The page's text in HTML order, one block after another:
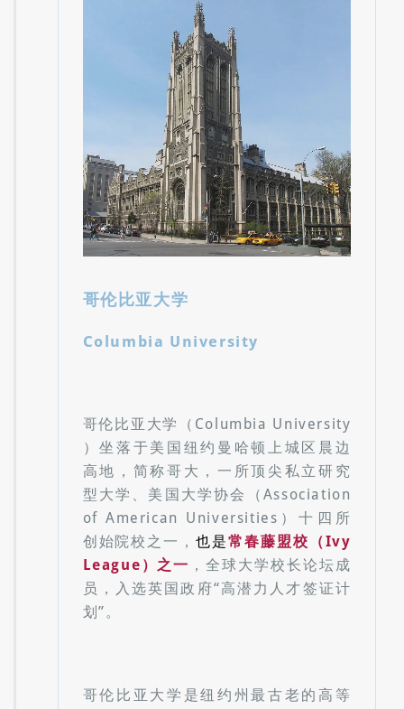
）坐落于美国纽约曼哈顿上城区晨边
高地，简称哥大，一所顶尖私立研究
型大学、美国大学协会（Association
of American Universities）十四所
创始院校之一， 也是常春藤盟校（Ivy
League）之一 ，全球大学校长论坛成
员，入选英国政府“高潜力人才签证计
划”。
教育学府，最初名为“国王学院”，于